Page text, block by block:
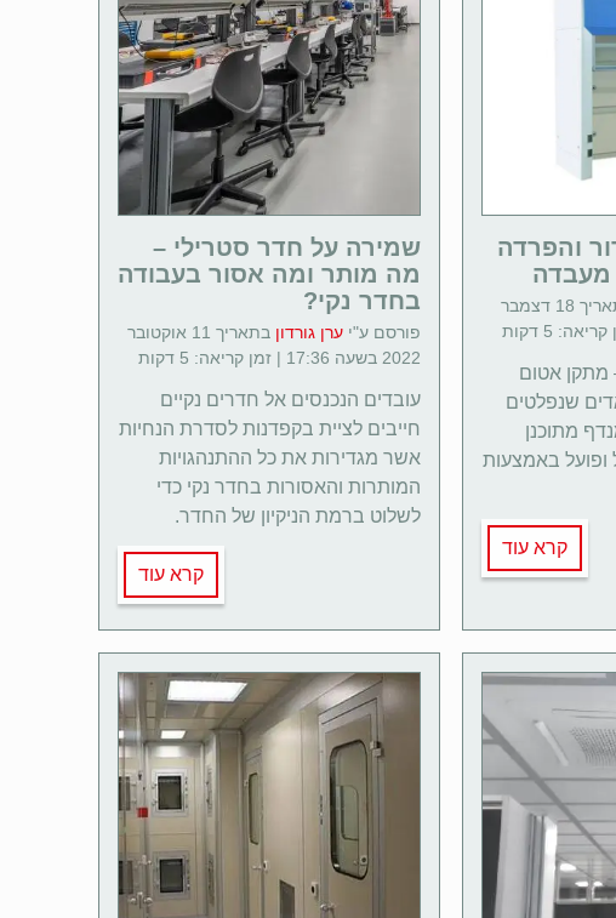
והפרדה
מעבדה
בתאריך 18 דצמבר
מתקן אטום
שנפלטים
מתוכנן
ופועל באמצעות
קרא עוד
שמירה על חדר סטרילי –
מה מותר ומה אסור בעבודה
בחדר נקי?
פורסם ע"י ערן גורדון
בתאריך 11 אוקטובר
2022 בשעה 17:36 | זמן קריאה: 5 דקות
עובדים הנכנסים אל חדרים נקיים
חייבים לציית בקפדנות לסדרת הנחיות
אשר מגדירות את כל ההתנהגויות
המותרות והאסורות בחדר נקי כדי
לשלוט ברמת הניקיון של החדר.
קרא עוד